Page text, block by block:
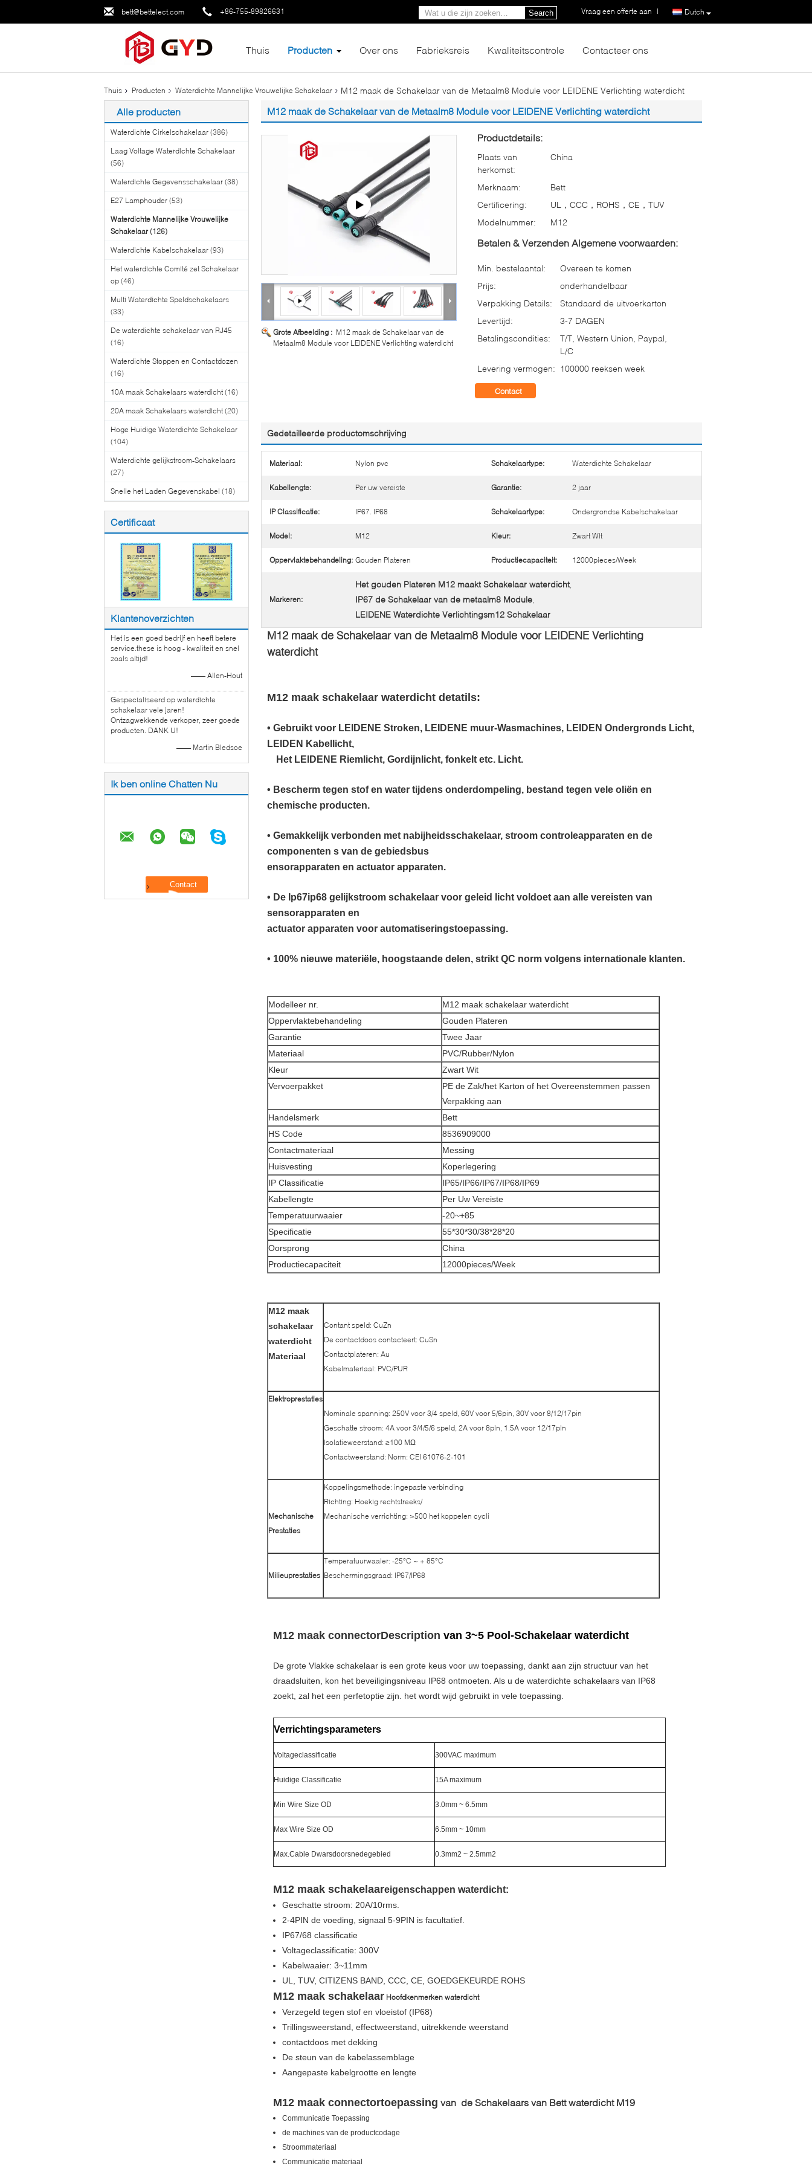
bett@bettelect.com +86-755-89826631 Dutch
Vraag een offerte aan |
Search
Thuis Producten Over ons Fabrieksreis Kwaliteitscontrole Contacteer ons
Thuis Producten Waterdichte Mannelijke Vrouwelijke Schakelaar M12 maak de Schakelaar van de Metaalm8 Module voor LEIDENE Verlichting waterdicht
Alle producten
Waterdichte Cirkelschakelaar (386)
Laag Voltage Waterdichte Schakelaar
(56)
Waterdichte Gegevensschakelaar (38)
E27 Lamphouder (53)
Waterdichte Mannelijke Vrouwelijke
Schakelaar (126)
Waterdichte Kabelschakelaar (93)
Het waterdichte Comité zet Schakelaar
op (46)
Multi Waterdichte Speldschakelaars
(33)
De waterdichte schakelaar van RJ45
(16)
Waterdichte Stoppen en Contactdozen
(16)
10A maak Schakelaars waterdicht (16)
20A maak Schakelaars waterdicht (20)
Hoge Huidige Waterdichte Schakelaar
(104)
Waterdichte gelijkstroom-Schakelaars
(27)
Snelle het Laden Gegevenskabel (18)
Certificaat
Klantenoverzichten
Het is een goed bedrijf en heeft betere
service.these is hoog - kwaliteit en snel
zoals altijd!
—— Allen-Hout
Gespecialiseerd op waterdichte
schakelaar vele jaren!
Ontzagwekkende verkoper, zeer goede
producten. DANK U!
—— Martin Bledsoe
Ik ben online Chatten Nu
M12 maak de Schakelaar van de Metaalm8 Module voor LEIDENE Verlichting waterdicht
Grote Afbeelding : M12 maak de Schakelaar van de
Metaalm8 Module voor LEIDENE Verlichting waterdicht
Productdetails:
Plaats van
herkomst:
China
Merknaam:
Bett
Certificering:
UL，CCC，ROHS，CE，TUV
Modelnummer:
M12
Betalen & Verzenden Algemene voorwaarden:
Min. bestelaantal:
Overeen te komen
Prijs:
onderhandelbaar
Verpakking Details:
Standaard de uitvoerkarton
Levertijd:
3-7 DAGEN
Betalingscondities:
T/T, Western Union, Paypal,
L/C
Levering vermogen: 100000 reeksen week
Contact
Gedetailleerde productomschrijving
Materiaal: Nylon pvc Schakelaartype: Waterdichte Schakelaar
Kabellengte: Per uw vereiste Garantie: 2 jaar
IP Classificatie: IP67. IP68 Schakelaartype: Ondergrondse Kabelschakelaar
Model: M12 Kleur: Zwart Wit
Oppervlaktebehandeling: Gouden Plateren Productiecapaciteit: 12000pieces/Week
Markeren:
Het gouden Plateren M12 maakt Schakelaar waterdicht
IP67 de Schakelaar van de metaalm8 Module
LEIDENE Waterdichte Verlichtingsm12 Schakelaar
M12 maak de Schakelaar van de Metaalm8 Module voor LEIDENE Verlichting
waterdicht
M12 maak schakelaar waterdicht detatils:
• Gebruikt voor LEIDENE Stroken, LEIDENE muur-Wasmachines, LEIDEN Ondergronds Licht,
LEIDEN Kabellicht,
Het LEIDENE Riemlicht, Gordijnlicht, fonkelt etc. Licht.
• Bescherm tegen stof en water tijdens onderdompeling, bestand tegen vele oliën en
chemische producten.
• Gemakkelijk verbonden met nabijheidsschakelaar, stroom controleapparaten en de
componenten s van de gebiedsbus
ensorapparaten en actuator apparaten.
• De Ip67ip68 gelijkstroom schakelaar voor geleid licht voldoet aan alle vereisten van
sensorapparaten en
actuator apparaten voor automatiseringstoepassing.
• 100% nieuwe materiële, hoogstaande delen, strikt QC norm volgens internationale klanten.
Modelleer nr.
M12 maak schakelaar waterdicht
Oppervlaktebehandeling
Gouden Plateren
Garantie
Twee Jaar
Materiaal
PVC/Rubber/Nylon
Kleur
Zwart Wit
Vervoerpakket
PE de Zak/het Karton of het Overeenstemmen passen
Verpakking aan
Handelsmerk
Bett
HS Code
8536909000
Contactmateriaal
Messing
Huisvesting
Koperlegering
IP Classificatie
IP65/IP66/IP67/IP68/IP69
Kabellengte
Per Uw Vereiste
Temperatuurwaaier
-20~+85
Specificatie
55*30*30/38*28*20
Oorsprong
China
Productiecapaciteit
12000pieces/Week
M12 maak
schakelaar
waterdicht
Materiaal
Contant speld: CuZn
De contactdoos contacteert: CuSn
Contactplateren: Au
Kabelmateriaal: PVC/PUR
Elektroprestaties
Nominale spanning: 250V voor 3/4 speld, 60V voor 5/6pin, 30V voor 8/12/17pin
Geschatte stroom: 4A voor 3/4/5/6 speld, 2A voor 8pin, 1.5A voor 12/17pin
Isolatieweerstand: ≥100 MΩ
Contactweerstand: Norm: CEI 61076-2-101
Mechanische
Prestaties
Koppelingsmethode: ingepaste verbinding
Richting: Hoekig rechtstreeks/
Mechanische verrichting: >500 het koppelen cycli
Milieuprestaties
Temperatuurwaaier: -25°C ~ + 85°C
Beschermingsgraad: IP67/IP68
M12 maak connectorDescription van 3~5 Pool-Schakelaar waterdicht
De grote Vlakke schakelaar is een grote keus voor uw toepassing, dankt aan zijn structuur van het
draadsluiten, kon het beveiligingsniveau IP68 ontmoeten. Als u de waterdichte schakelaars van IP68
zoekt, zal het een perfetoptie zijn. het wordt wijd gebruikt in vele toepassing.
Verrichtingsparameters
Voltageclassificatie 300VAC maximum
Huidige Classificatie 15A maximum
Min Wire Size OD 3.0mm ~ 6.5mm
Max Wire Size OD 6.5mm ~ 10mm
Max.Cable Dwarsdoorsnedegebied 0.3mm2 ~ 2.5mm2
M12 maak schakelaareigenschappen waterdicht:
Geschatte stroom: 20A/10rms.
2-4PIN de voeding, signaal 5-9PIN is facultatief.
IP67/68 classificatie
Voltageclassificatie: 300V
Kabelwaaier: 3~11mm
UL, TUV, CITIZENS BAND, CCC, CE, GOEDGEKEURDE ROHS
M12 maak schakelaar Hoofdkenmerken waterdicht
Verzegeld tegen stof en vloeistof (IP68)
Trillingsweerstand, effectweerstand, uitrekkende weerstand
contactdoos met dekking
De steun van de kabelassemblage
Aangepaste kabelgrootte en lengte
M12 maak connectortoepassing van de Schakelaars van Bett waterdicht M19
Communicatie Toepassing
de machines van de productcodage
Stroommateriaal
Communicatie materiaal